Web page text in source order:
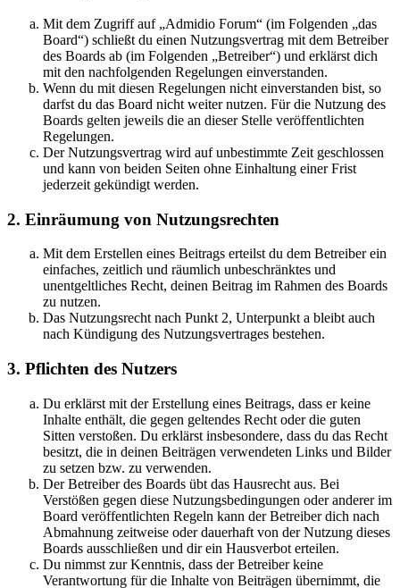
Mit dem Zugriff auf „Admidio Forum“ (im Folgenden „das
Board“) schließt du einen Nutzungsvertrag mit dem Betreiber
des Boards ab (im Folgenden „Betreiber“) und erklärst dich
mit den nachfolgenden Regelungen einverstanden.
Wenn du mit diesen Regelungen nicht einverstanden bist, so
darfst du das Board nicht weiter nutzen. Für die Nutzung des
Boards gelten jeweils die an dieser Stelle veröffentlichten
Regelungen.
Der Nutzungsvertrag wird auf unbestimmte Zeit geschlossen
und kann von beiden Seiten ohne Einhaltung einer Frist
jederzeit gekündigt werden.
2. Einräumung von Nutzungsrechten
Mit dem Erstellen eines Beitrags erteilst du dem Betreiber ein
einfaches, zeitlich und räumlich unbeschränktes und
unentgeltliches Recht, deinen Beitrag im Rahmen des Boards
zu nutzen.
Das Nutzungsrecht nach Punkt 2, Unterpunkt a bleibt auch
nach Kündigung des Nutzungsvertrages bestehen.
3. Pflichten des Nutzers
Du erklärst mit der Erstellung eines Beitrags, dass er keine
Inhalte enthält, die gegen geltendes Recht oder die guten
Sitten verstoßen. Du erklärst insbesondere, dass du das Recht
besitzt, die in deinen Beiträgen verwendeten Links und Bilder
zu setzen bzw. zu verwenden.
Der Betreiber des Boards übt das Hausrecht aus. Bei
Verstößen gegen diese Nutzungsbedingungen oder anderer im
Board veröffentlichten Regeln kann der Betreiber dich nach
Abmahnung zeitweise oder dauerhaft von der Nutzung dieses
Boards ausschließen und dir ein Hausverbot erteilen.
Du nimmst zur Kenntnis, dass der Betreiber keine
Verantwortung für die Inhalte von Beiträgen übernimmt, die